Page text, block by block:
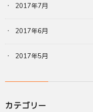
2017年7月
2017年6月
2017年5月
カテゴリー